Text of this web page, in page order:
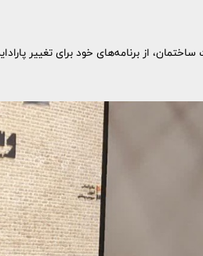
از برنامه‌های خود برای تغییر پارادایم